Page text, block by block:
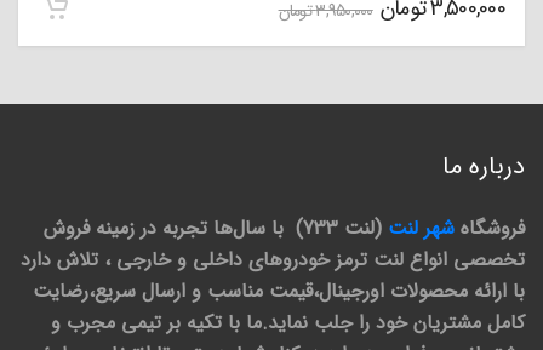
مشتری
3,500,000تومان 3,950,000تومان
درباره ما
فروشگاه شهر لنت
(لنت 733) با سال‌ها تجربه در زمینه فروش
تخصصی انواع لنت ترمز خودروهای داخلی و خارجی ، تلاش دارد
با ارائه محصولات اورجینال،قیمت مناسب و ارسال سریع،رضایت
کامل مشتریان خود را جلب نماید.ما با تکیه بر تیمی مجرب و